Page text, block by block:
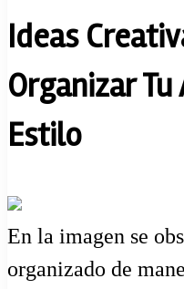
Ideas
Organizar
Estilo
En la imagen se
organizado de